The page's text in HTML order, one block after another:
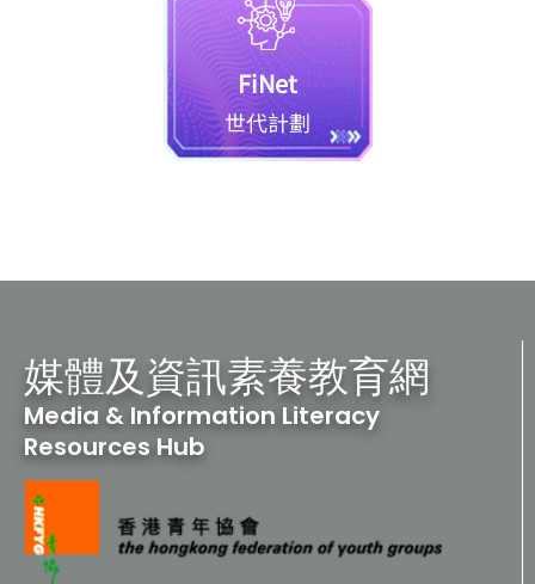
FiNet
世代計劃
媒體及資訊素養教育網
Media & Information Literacy
Resources Hub